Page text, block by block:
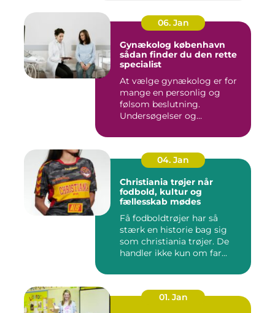
06. Jan
Gynækolog københavn
sådan finder du den rette
specialist
At vælge gynækolog er for
mange en personlig og
følsom beslutning.
Undersøgelser og
04. Jan
Christiania trøjer når
fodbold, kultur og
fællesskab mødes
Få fodboldtrøjer har så
stærk en historie bag sig
som christiania trøjer. De
handler ikke kun om far...
01. Jan